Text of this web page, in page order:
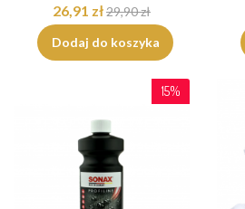
26,91 zł29,90 zł
Dodaj do koszyka
15%